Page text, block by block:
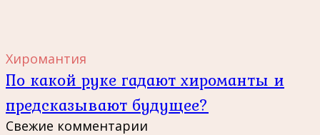
Хиромантия
По какой руке гадают хироманты и
предсказывают будущее?
Свежие комментарии